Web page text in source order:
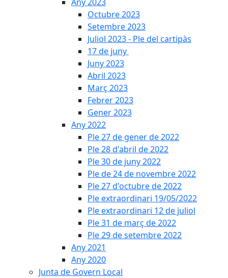
Octubre 2023
Setembre 2023
Juliol 2023 - Ple del cartipàs
17 de juny
Juny 2023
Abril 2023
Març 2023
Febrer 2023
Gener 2023
Any 2022
Ple 27 de gener de 2022
Ple 28 d'abril de 2022
Ple 30 de juny 2022
Ple de 24 de novembre 2022
Ple 27 d'octubre de 2022
Ple extraordinari 19/05/2022
Ple extraordinari 12 de juliol
Ple 31 de març de 2022
Ple 29 de setembre 2022
Any 2021
Any 2020
Junta de Govern Local